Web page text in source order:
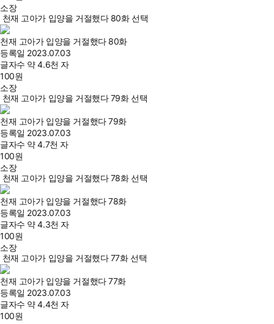
소장
천재 고아가 입양을 거절했다 80화 선택
천재 고아가 입양을 거절했다 80화
등록일 2023.07.03
글자수 약 4.6천 자
100원
소장
천재 고아가 입양을 거절했다 79화 선택
천재 고아가 입양을 거절했다 79화
등록일 2023.07.03
글자수 약 4.7천 자
100원
소장
천재 고아가 입양을 거절했다 78화 선택
천재 고아가 입양을 거절했다 78화
등록일 2023.07.03
글자수 약 4.3천 자
100원
소장
천재 고아가 입양을 거절했다 77화 선택
천재 고아가 입양을 거절했다 77화
등록일 2023.07.03
글자수 약 4.4천 자
100원